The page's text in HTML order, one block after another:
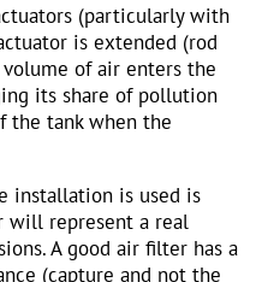
(particularly with
is extended (rod
of air enters the
its share of pollution
tank when the
installation is used is
will represent a real
A good air filter has a
(capture and not the